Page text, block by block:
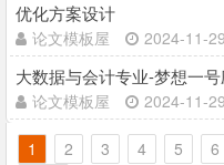
优化方案设计
论文模板屋 2024-11-29
大数据与会计专业-梦想一
论文模板屋 2024-11-29
1 2 3 4 5 6